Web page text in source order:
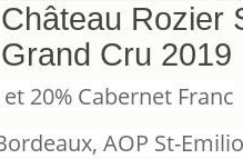
Château Rozier
Grand Cru 2019
20% Cabernet Franc
AOP St-